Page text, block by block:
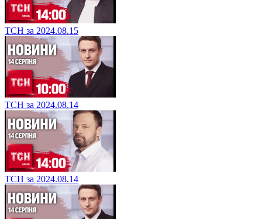
ТСН за 2024.08.15
ТСН за 2024.08.14
ТСН за 2024.08.14